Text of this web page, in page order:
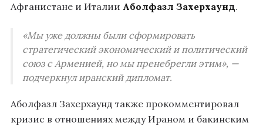
Афганистане и Италии Аболфазл Захерхаунд.
«Мы уже должны были сформировать
стратегический экономический и политический
союз с Арменией, но мы пренебрегли этим», —
подчеркнул иранский дипломат.
Аболфазл Захерхаунд также прокомментировал
кризис в отношениях между Ираном и бакинским